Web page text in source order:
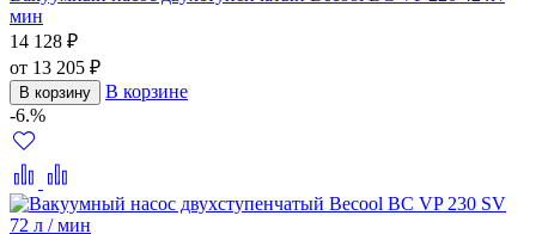
мин
14 128 ₽
от 13 205 ₽
В корзину
В корзине
-6.%